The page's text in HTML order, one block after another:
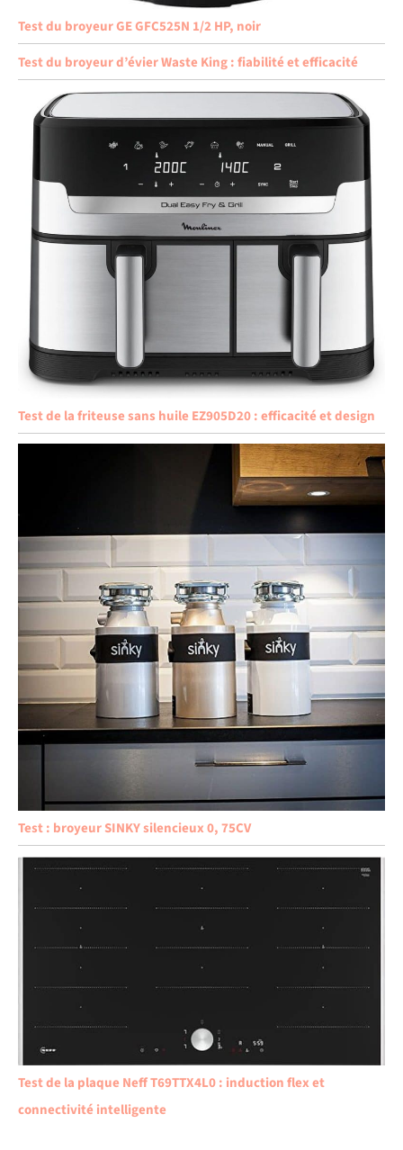
Test du broyeur GE GFC525N 1/2 HP, noir
Test du broyeur d’évier Waste King : fiabilité et efficacité
Test de la friteuse sans huile EZ905D20 : efficacité et design
Test : broyeur SINKY silencieux 0, 75CV
Test de la plaque Neff T69TTX4L0 : induction flex et
connectivité intelligente